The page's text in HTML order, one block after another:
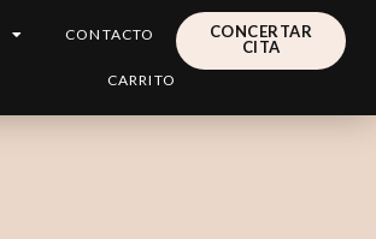
CONTACTO
CARRITO
CONCERTAR
CITA